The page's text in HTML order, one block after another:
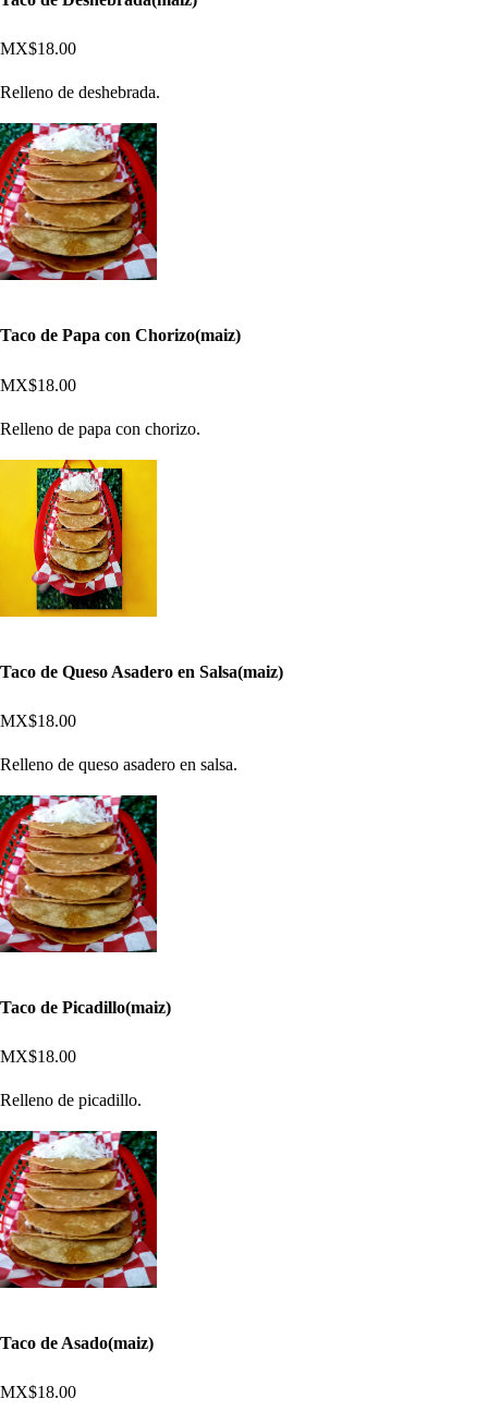
MX$18.00
Relleno de deshebrada.
Taco de Papa con Chorizo(maiz)
MX$18.00
Relleno de papa con chorizo.
Taco de Queso Asadero en Salsa(maiz)
MX$18.00
Relleno de queso asadero en salsa.
Taco de Picadillo(maiz)
MX$18.00
Relleno de picadillo.
Taco de Asado(maiz)
MX$18.00